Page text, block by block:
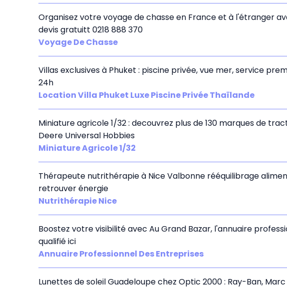
Organisez votre voyage de chasse en France et à l'étranger
devis gratuitt 0218 888 370
Voyage De Chasse
Villas exclusives à Phuket : piscine privée, vue mer, service
24h
Location Villa Phuket Luxe Piscine Privée Thaïlande
Miniature agricole 1/32 : decouvrez plus de 130 marques de
Deere Universal Hobbies
Miniature Agricole 1/32
Thérapeute nutrithérapie à Nice Valbonne rééquilibrage
retrouver énergie
Nutrithérapie Nice
Boostez votre visibilité avec Au Grand Bazar, l'annuaire
qualifié ici
Annuaire Professionnel Des Entreprises
Lunettes de soleil Guadeloupe chez Optic 2000 : Ray-Ban,